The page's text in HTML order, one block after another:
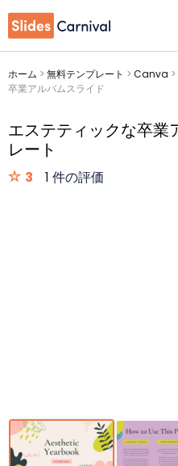
ホーム > 無料テンプレート > Canva >
卒業アルバムスライド
エステティックな卒業
レート
3 1 件の評価